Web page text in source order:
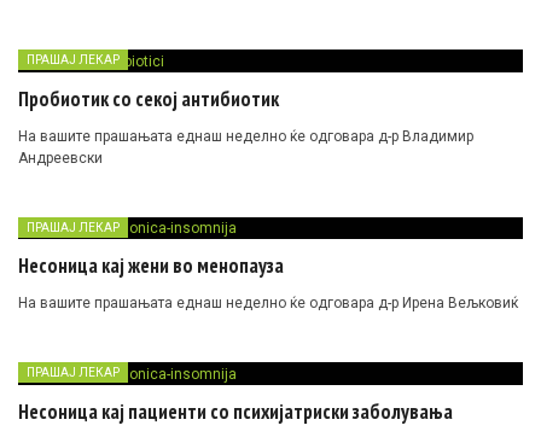
ПРАШАЈ ЛЕКАР
Пробиотик со секој антибиотик
На вашите прашањата еднаш неделно ќе одговара д-р Владимир
Андреевски
ПРАШАЈ ЛЕКАР
Несоница кај жени во менопауза
На вашите прашањата еднаш неделно ќе одговара д-р Ирена Вељковиќ
ПРАШАЈ ЛЕКАР
Несоница кај пациенти со психијатриски заболувања